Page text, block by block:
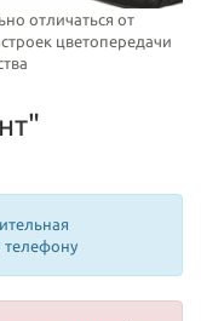
отличаться от
цветопередачи
телефону